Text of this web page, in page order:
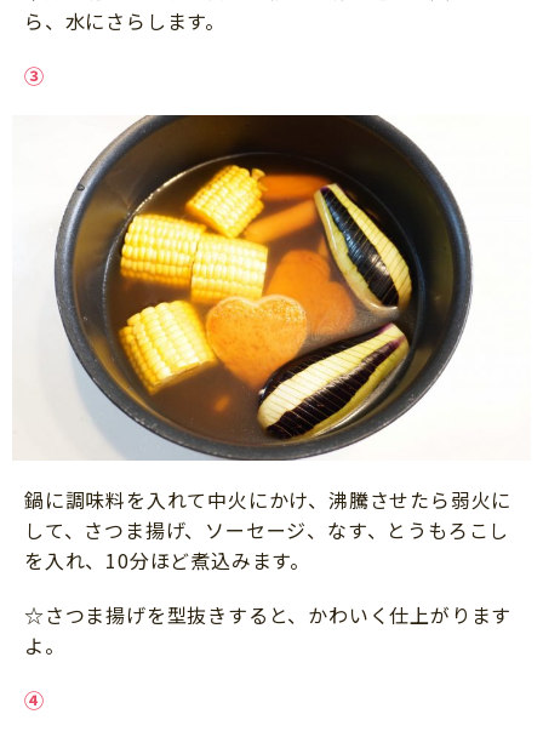
ら、水にさらします。
③
鍋に調味料を入れて中火にかけ、沸騰させたら弱火に
して、さつま揚げ、ソーセージ、なす、とうもろこし
を入れ、10分ほど煮込みます。
☆さつま揚げを型抜きすると、かわいく仕上がります
よ。
④